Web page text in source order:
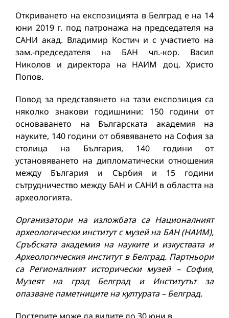
Откриването на експозицията в Белград е на 14
юни 2019 г. под патронажа на председателя на
САНИ акад. Владимир Костич и с участието на
зам.-председателя на БАН чл.-кор. Васил
Николов и директора на НАИМ доц. Христо
Попов.
Повод за представянето на тази експозиция са
няколко знакови годишнини: 150 години от
основаването на Българската академия на
науките, 140 години от обявяването на София за
столица на България, 140 години от
установяването на дипломатически отношения
между България и Сърбия и 15 години
сътрудничество между БАН и САНИ в областта на
археологията.
Организатори на изложбата са Националният
археологически институт с музей на БАН (НАИМ),
Сръбската академия на науките и изкуствата и
Археологическия институт в Белград. Партньори
са Регионалният исторически музей – София,
Музеят на град Белград и Институтът за
опазване паметниците на културата – Белград.